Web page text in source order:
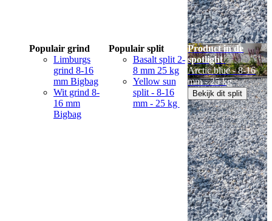
Populair grind
Limburgs
grind 8-16
mm Bigbag
Wit grind 8-
16 mm
Bigbag
Populair split
Basalt split 2-
8 mm 25 kg
Yellow sun
split - 8-16
mm - 25 kg
Product in de
spotlight
Arctic blue - 8-16
mm - 25 kg
Bekijk dit split